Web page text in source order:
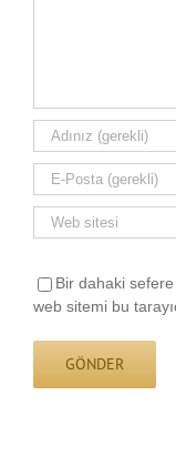
Bir dahaki
web sitemi bu